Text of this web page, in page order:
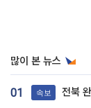
많이 본 뉴스
01 속보 전북